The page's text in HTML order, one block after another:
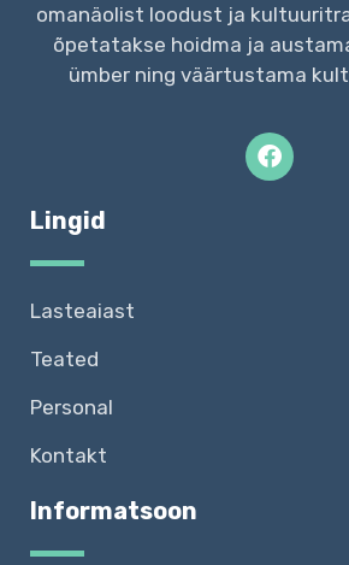
omanäolist loodust ja
õpetatakse hoidma ja
ümber ning väärtustama
Lingid
Lasteaiast
Teated
Personal
Kontakt
Informatsoon